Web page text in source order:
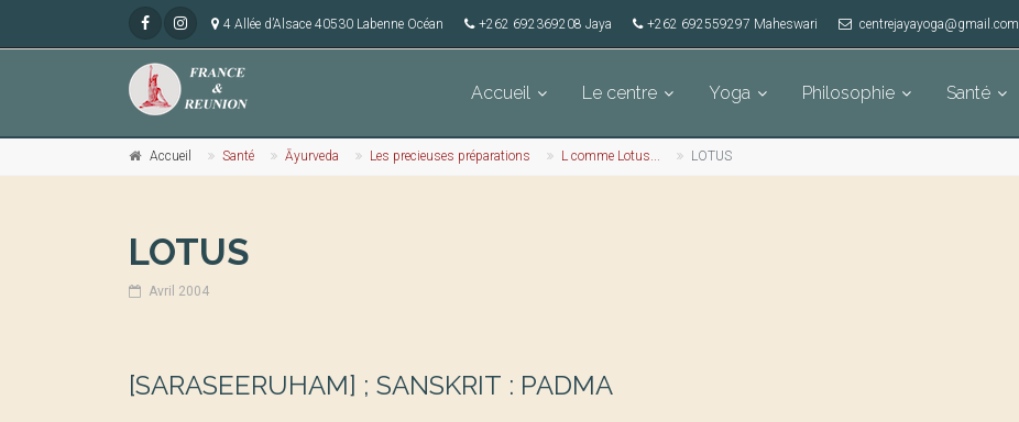
4 Allée d’Alsace 40530 Labenne Océan +262 692369208 Jaya +262 692559297 Maheswari centrejayayoga@gmail.com
Accueil Le centre Yoga Philosophie Santé
Accueil Santé Āyurveda Les precieuses préparations L comme Lotus... LOTUS
LOTUS
Avril 2004
[SARASEERUHAM] ; SANSKRIT : PADMA